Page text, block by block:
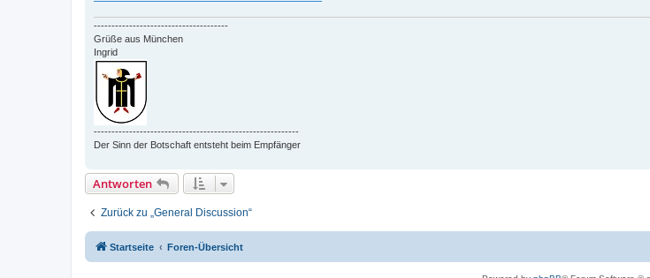
--------------------------------------
Grüße aus München
Ingrid
----------------------------------------------------------
Der Sinn der Botschaft entsteht beim Empfänger
Antworten
Zurück zu „General Discussion“
Startseite Foren-Übersicht